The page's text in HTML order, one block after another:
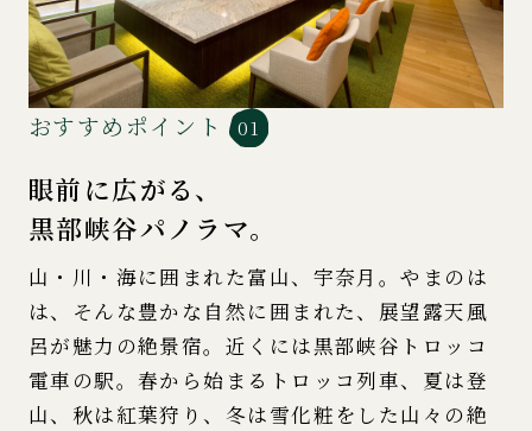
おすすめポイント 01
眼前に広がる、
黒部峡谷パノラマ。
山・川・海に囲まれた富山、宇奈月。やまのは
は、そんな豊かな自然に囲まれた、展望露天風
呂が魅力の絶景宿。近くには黒部峡谷トロッコ
電車の駅。春から始まるトロッコ列車、夏は登
山、秋は紅葉狩り、冬は雪化粧をした山々の絶